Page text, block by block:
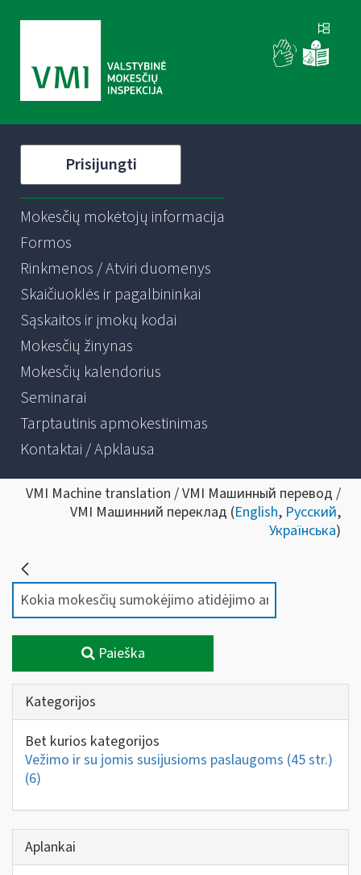
Prisijungti
Mokesčių mokėtojų informacija
Formos
Rinkmenos / Atviri duomenys
Skaičiuoklės ir pagalbininkai
Sąskaitos ir įmokų kodai
Mokesčių žinynas
Mokesčių kalendorius
Seminarai
Tarptautinis apmokestinimas
Kontaktai / Apklausa
VMI Machine translation / VMI Машинный перевод /
VMI Машинний переклад (English, Русский,
Українська)
Paieška
Kategorijos
Bet kurios kategorijos
Vežimo ir su jomis susijusioms paslaugoms (45 str.)
(6)
Aplankai